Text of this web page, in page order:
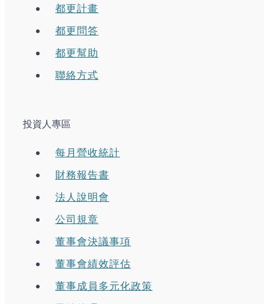
都更計畫
都更問答
都更幫助
聯絡方式
投資人專區
每月營收統計
財務報告書
法人說明會
公司規章
董事會決議事項
董事會績效評估
董事成員多元化政策